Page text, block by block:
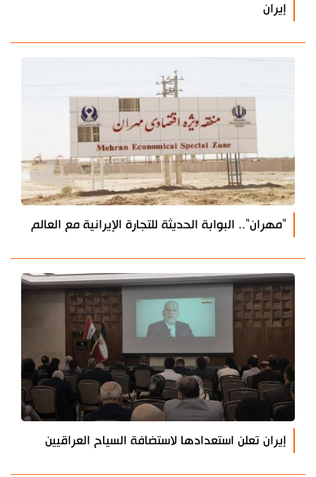
إيران
"مهران".. البوابة الحديثة للتجارة الإيرانية مع العالم
إيران تعلن استعدادها لاستضافة السياح العراقيين